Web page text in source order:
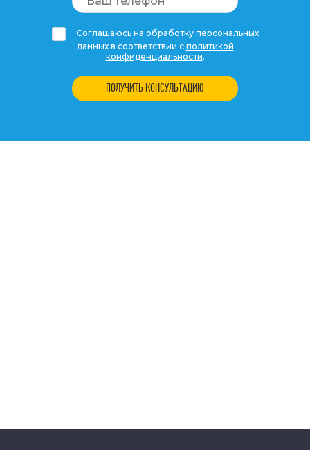
Соглашаюсь на обработку персональных
данных в соответствии с политикой
конфиденциальности.
ПОЛУЧИТЬ КОНСУЛЬТАЦИЮ